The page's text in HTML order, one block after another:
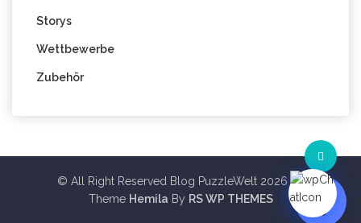
Storys
Wettbewerbe
Zubehör
© All Right Reserved Blog PuzzleWelt 2026
Theme Hemila By RS WP THEMES